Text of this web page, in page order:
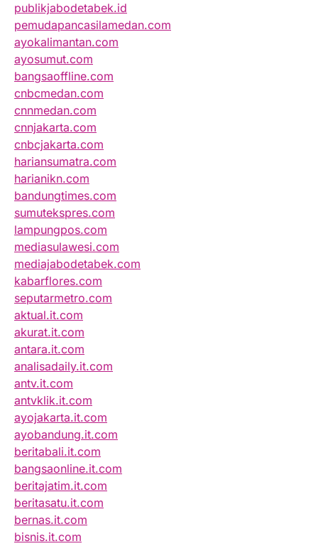
publikjabodetabek.id
pemudapancasilamedan.com
ayokalimantan.com
ayosumut.com
bangsaoffline.com
cnbcmedan.com
cnnmedan.com
cnnjakarta.com
cnbcjakarta.com
hariansumatra.com
harianikn.com
bandungtimes.com
sumutekspres.com
lampungpos.com
mediasulawesi.com
mediajabodetabek.com
kabarflores.com
seputarmetro.com
aktual.it.com
akurat.it.com
antara.it.com
analisadaily.it.com
antv.it.com
antvklik.it.com
ayojakarta.it.com
ayobandung.it.com
beritabali.it.com
bangsaonline.it.com
beritajatim.it.com
beritasatu.it.com
bernas.it.com
bisnis.it.com